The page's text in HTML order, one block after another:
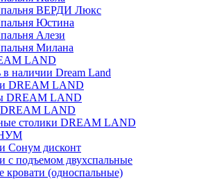
ВЕРДИ Люкс
Юстина
Алези
Милана
LAND
наличии Dream Land
DREAM LAND
DREAM LAND
LAND
столики DREAM LAND
Сонум дисконт
с подъемом двухспальные
кровати (односпальные)